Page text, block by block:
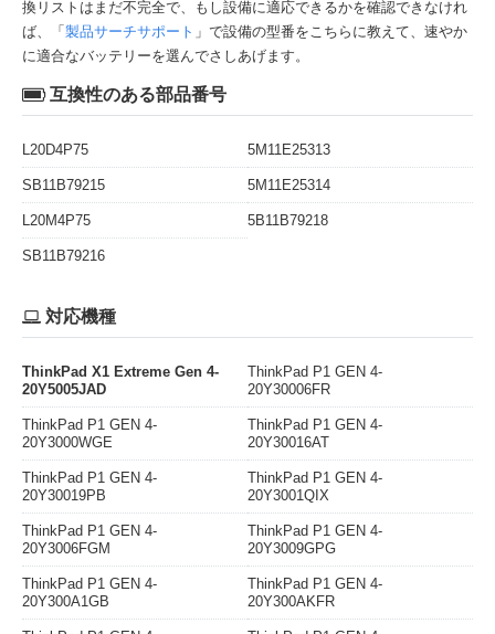
換リストはまだ不完全で、もし設備に適応できるかを確認できなけれ
ば、「 製品サーチサポート 」で設備の型番をこちらに教えて、速やか
に適合なバッテリーを選んでさしあげます。
互換性のある部品番号
L20D4P75 5M11E25313
SB11B79215 5M11E25314
L20M4P75 5B11B79218
SB11B79216
対応機種
ThinkPad X1 Extreme Gen 4-
20Y5005JAD
ThinkPad P1 GEN 4-
20Y30006FR
ThinkPad P1 GEN 4-
20Y3000WGE
ThinkPad P1 GEN 4-
20Y30016AT
ThinkPad P1 GEN 4-
20Y30019PB
ThinkPad P1 GEN 4-
20Y3001QIX
ThinkPad P1 GEN 4-
20Y3006FGM
ThinkPad P1 GEN 4-
20Y3009GPG
ThinkPad P1 GEN 4-
20Y300A1GB
ThinkPad P1 GEN 4-
20Y300AKFR